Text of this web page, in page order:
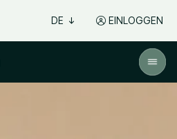
DE EINLOGGEN